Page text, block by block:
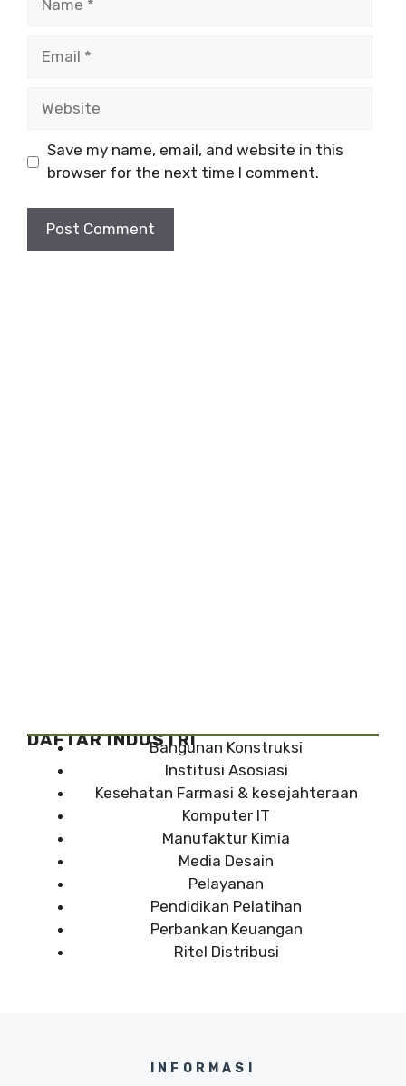
Save my name, email, and website in this
browser for the next time I comment.
DAFTAR INDUSTRIBangunan Konstruksi
Institusi Asosiasi
Kesehatan Farmasi & kesejahteraan
Komputer IT
Manufaktur Kimia
Media Desain
Pelayanan
Pendidikan Pelatihan
Perbankan Keuangan
Ritel Distribusi
INFORMASI